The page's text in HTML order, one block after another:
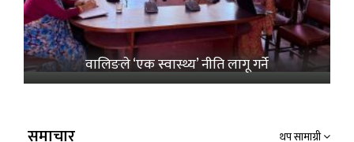
वालिङले ‘एक स्वास्थ्य’ नीति लागू गर्ने
थप सामाग्री